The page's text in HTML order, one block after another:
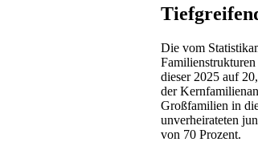
Die vom
dieser 2025 auf
der
Großfamilien in
unverheirateten
von 70 Prozent.